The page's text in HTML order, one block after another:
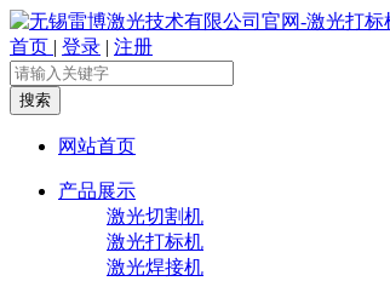
首页 | 登录 | 注册
搜索
网站首页
产品展示
激光切割机
激光打标机
激光焊接机